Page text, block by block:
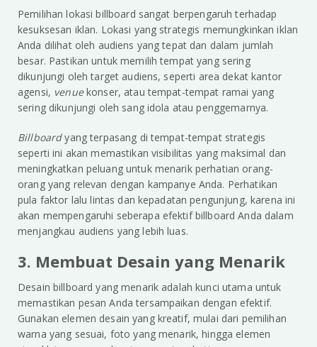
Pemilihan lokasi billboard sangat berpengaruh terhadap
kesuksesan iklan. Lokasi yang strategis memungkinkan iklan
Anda dilihat oleh audiens yang tepat dan dalam jumlah
besar. Pastikan untuk memilih tempat yang sering
dikunjungi oleh target audiens, seperti area dekat kantor
agensi, venuekonser, atau tempat-tempat ramai yang
sering dikunjungi oleh sang idola atau penggemarnya.
Billboardyang terpasang di tempat-tempat strategis
seperti ini akan memastikan visibilitas yang maksimal dan
meningkatkan peluang untuk menarik perhatian orang-
orang yang relevan dengan kampanye Anda. Perhatikan
pula faktor lalu lintas dan kepadatan pengunjung, karena ini
akan mempengaruhi seberapa efektif billboard Anda dalam
menjangkau audiens yang lebih luas.
3. Membuat Desain yang Menarik
Desain billboard yang menarik adalah kunci utama untuk
memastikan pesan Anda tersampaikan dengan efektif.
Gunakan elemen desain yang kreatif, mulai dari pemilihan
warna yang sesuai, foto yang menarik, hingga elemen